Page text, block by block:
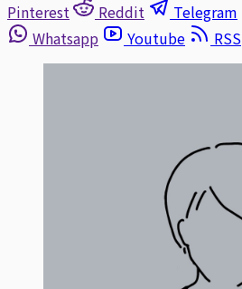
Pinterest
Reddit Telegram
Whatsapp
Youtube RSS